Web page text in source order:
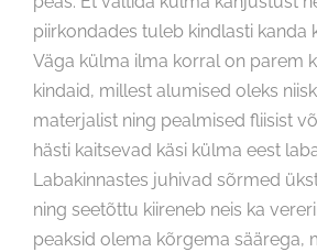
piirkondades tuleb kindlasti kanda
Väga külma ilma korral on parem
kindaid, millest alumised oleks
materjalist ning pealmised fliisist
hästi kaitsevad käsi külma eest
Labakinnastes juhivad sõrmed
ning seetõttu kiireneb neis ka
peaksid olema kõrgema säärega,